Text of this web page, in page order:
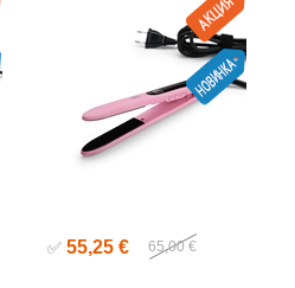
✅ 55,25 € 65,00 €